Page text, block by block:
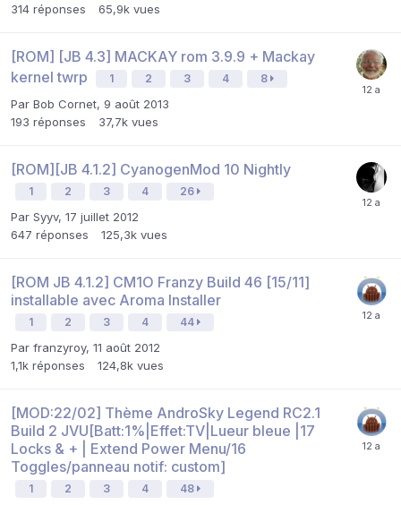
314 réponses 65,9k vues
[ROM] [JB 4.3] MACKAY rom 3.9.9 + Mackay
kernel twrp
1 2 3 4 8
Par Bob Cornet, 9 août 2013
193 réponses 37,7k vues
[ROM][JB 4.1.2] CyanogenMod 10 Nightly
1 2 3 4 26
Par Syyv, 17 juillet 2012
647 réponses 125,3k vues
[ROM JB 4.1.2] CM1O Franzy Build 46 [15/11]
installable avec Aroma Installer
1 2 3 4 44
Par franzyroy, 11 août 2012
1,1k réponses 124,8k vues
[MOD:22/02] Thème AndroSky Legend RC2.1
Build 2 JVU[Batt:1%|Effet:TV|Lueur bleue |17
Locks & + | Extend Power Menu/16
Toggles/panneau notif: custom]
1 2 3 4 48